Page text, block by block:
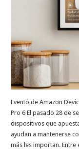
Evento de Amazon
Pro 6 El pasado 28 de
dispositivos que
ayudan a mantenerse
más les importan. Entre